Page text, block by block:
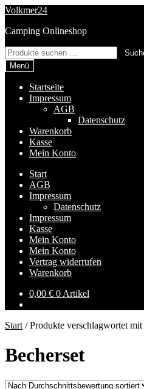
Zur
springen
Zum
springen
Volkmer24
Camping Onlineshop
Suchen
nach:
Menü
Startseite
Impressum
AGB
Datenschutz
Warenkorb
Kasse
Mein Konto
Start
AGB
Impressum
Datenschutz
Impressum
Kasse
Mein Konto
Mein Konto
Vertrag widerrufen
Warenkorb
0,00 € 0 Artikel
Start /Produkte verschlagwortet mit
Becherset